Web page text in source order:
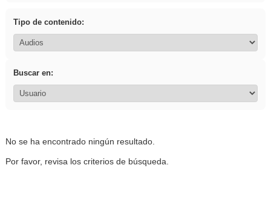
Tipo de contenido:
Buscar en:
No se ha encontrado ningún resultado.
Por favor, revisa los criterios de búsqueda.